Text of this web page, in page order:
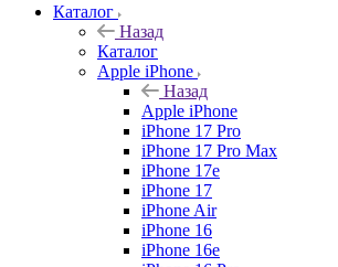
Каталог
Назад
Каталог
Apple iPhone
Назад
Apple iPhone
iPhone 17 Pro
iPhone 17 Pro Max
iPhone 17e
iPhone 17
iPhone Air
iPhone 16
iPhone 16e